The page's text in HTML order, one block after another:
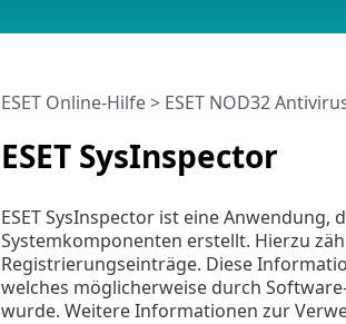
ESET SysInspector
ESET Online-Hilfe> ESET NOD32
ESET SysInspector ist eine
Systemkomponenten erstellt. Hierzu
Registrierungseinträge. Diese
welches möglicherweise durch
wurde. Weitere Informationen zur